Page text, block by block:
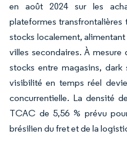
en août 2024 sur les
plateformes transfrontalières
stocks localement,
villes secondaires. À mesure
stocks entre magasins,
visibilité en temps réel
concurrentielle. La densité
TCAC de 5,56 % prévu
brésilien du fret et de la